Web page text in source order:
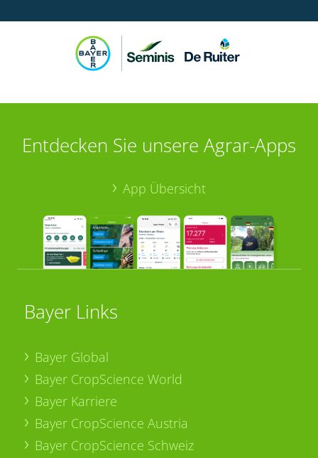
Entdecken Sie unsere Agrar-Apps
App Übersicht
Bayer Links
Bayer Global
Bayer CropScience World
Bayer Karriere
Bayer CropScience Austria
Bayer CropScience Schweiz